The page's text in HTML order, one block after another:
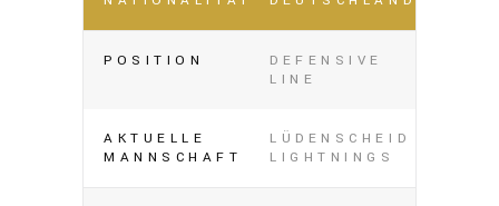
POSITION
DEFENSIVE
LINE
AKTUELLE
MANNSCHAFT
LÜDENSCHEID
LIGHTNINGS